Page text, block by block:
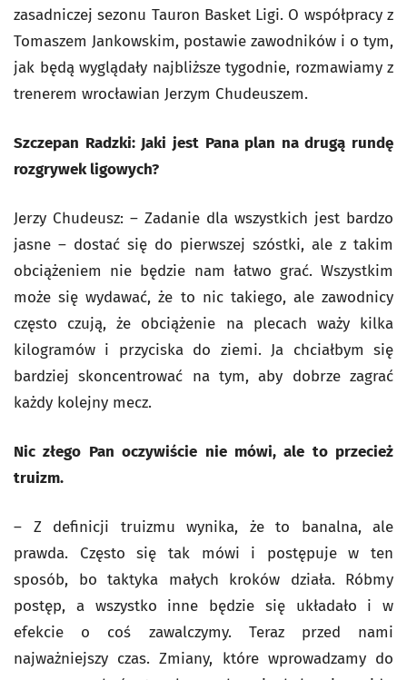
zasadniczej sezonu Tauron Basket Ligi. O współpracy z
Tomaszem Jankowskim, postawie zawodników i o tym,
jak będą wyglądały najbliższe tygodnie, rozmawiamy z
trenerem wrocławian Jerzym Chudeuszem.
Szczepan Radzki: Jaki jest Pana plan na drugą rundę
rozgrywek ligowych?
Jerzy Chudeusz: – Zadanie dla wszystkich jest bardzo
jasne – dostać się do pierwszej szóstki, ale z takim
obciążeniem nie będzie nam łatwo grać. Wszystkim
może się wydawać, że to nic takiego, ale zawodnicy
często czują, że obciążenie na plecach waży kilka
kilogramów i przyciska do ziemi. Ja chciałbym się
bardziej skoncentrować na tym, aby dobrze zagrać
każdy kolejny mecz.
Nic złego Pan oczywiście nie mówi, ale to przecież
truizm.
– Z definicji truizmu wynika, że to banalna, ale
prawda. Często się tak mówi i postępuje w ten
sposób, bo taktyka małych kroków działa. Róbmy
postęp, a wszystko inne będzie się układało i w
efekcie o coś zawalczymy. Teraz przed nami
najważniejszy czas. Zmiany, które wprowadzamy do